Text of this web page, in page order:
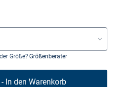
Größe? Größenberater
- In den Warenkorb